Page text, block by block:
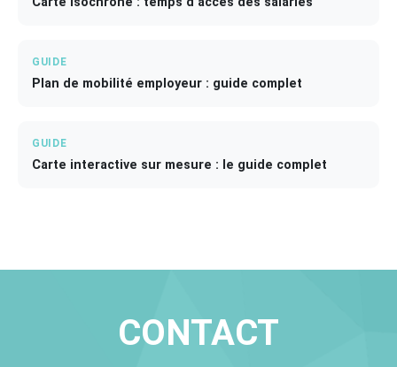
GUIDE
Plan de mobilité employeur : guide complet
GUIDE
Carte interactive sur mesure : le guide complet
CONTACT